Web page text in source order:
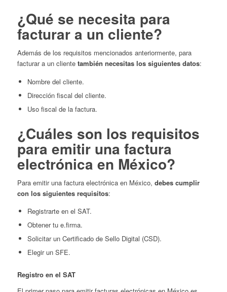
¿Qué se necesita para
facturar a un cliente?
Además de los requisitos mencionados anteriormente, para
facturar a un cliente también necesitas los siguientes datos:
Nombre del cliente.
Dirección fiscal del cliente.
Uso fiscal de la factura.
¿Cuáles son los requisitos
para emitir una factura
electrónica en México?
Para emitir una factura electrónica en México, debes cumplir
con los siguientes requisitos:
Registrarte en el SAT.
Obtener tu e.firma.
Solicitar un Certificado de Sello Digital (CSD).
Elegir un SFE.
Registro en el SAT